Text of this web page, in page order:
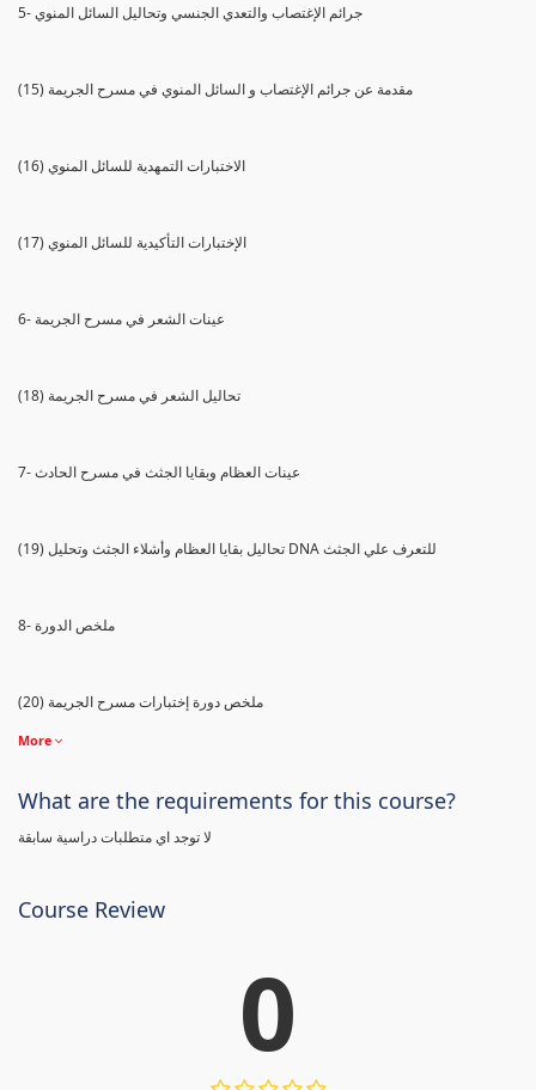
5- جرائم الإغتصاب والتعدي الجنسي وتحاليل السائل المنوي
(15) مقدمة عن جرائم الإغتصاب و السائل المنوي في مسرح الجريمة
(16) الاختبارات التمهدية للسائل المنوي
(17) الإختبارات التأكيدية للسائل المنوي
6- عينات الشعر في مسرح الجريمة
(18) تحاليل الشعر في مسرح الجريمة
7- عينات العظام وبقايا الجثث في مسرح الحادث
(19) تحاليل بقايا العظام وأشلاء الجثث وتحليل DNA للتعرف علي الجثث
8- ملخص الدورة
(20) ملخص دورة إختبارات مسرح الجريمة
More
What are the requirements for this course?
لا توجد اي متطلبات دراسية سابقة
Course Review
0